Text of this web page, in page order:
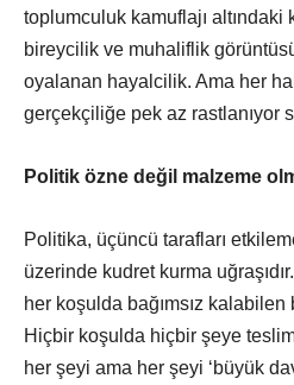
toplumculuk kamuflajı
bireycilik ve muhaliflik
oyalanan hayalcilik. Ama her
gerçekçiliğe pek az rastlanıyor
Politik özne değil malzeme
Politika, üçüncü tarafları
üzerinde kudret kurma
her koşulda bağımsız kalabilen
Hiçbir koşulda hiçbir şeye
her şeyi ama her şeyi ‘büyük